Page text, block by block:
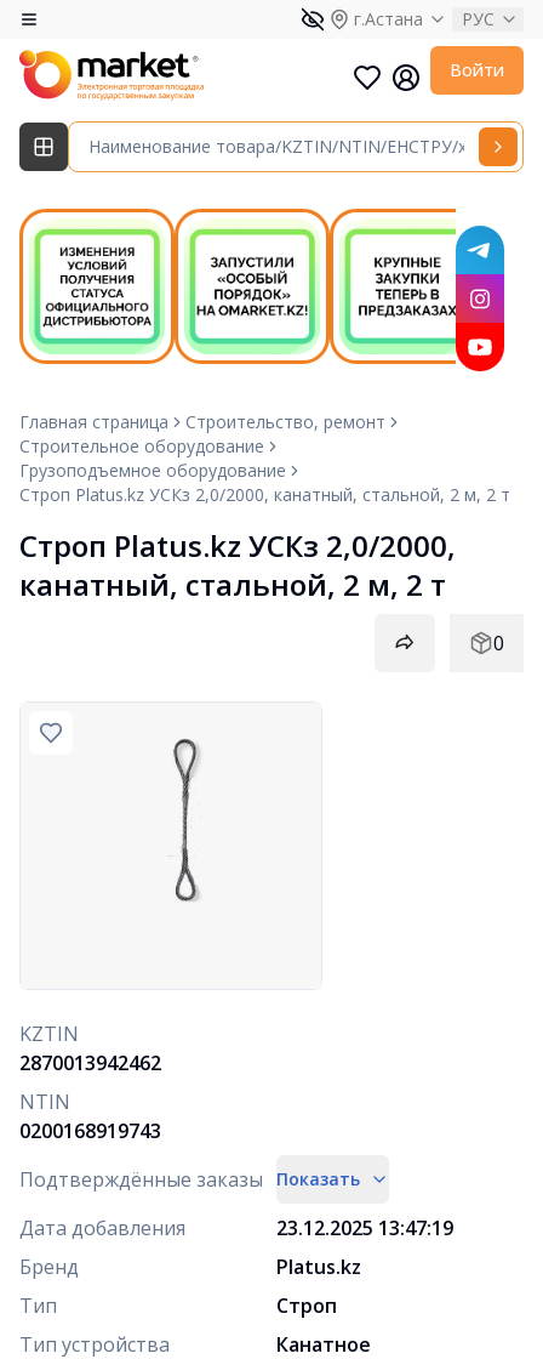
г.Астана РУС
Войти
Главная страница
Строительство, ремонт
Строительное оборудование
Грузоподъемное оборудование
Строп Platus.kz УСКз 2,0/2000, канатный, стальной, 2 м, 2 т
Строп Platus.kz УСКз 2,0/2000,
канатный, стальной, 2 м, 2 т
0
KZTIN
2870013942462
NTIN
0200168919743
Подтверждённые заказы
Показать
Дата добавления
23.12.2025 13:47:19
Бренд
Platus.kz
Тип
Строп
Тип устройства
Канатное